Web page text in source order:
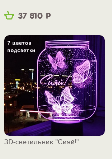
37 810 Р
3D-светильник "Сияй!"